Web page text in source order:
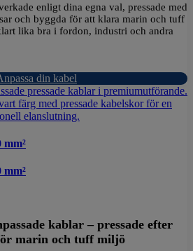
enligt dina egna val, pressade med
och byggda för att klara marin och tuff
lika bra i fordon, industri och andra
din kabel
mm²
mm²
kablar – pressade efter
marin och tuff miljö